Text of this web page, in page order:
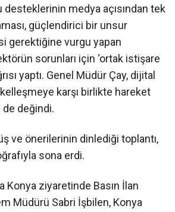
desteklerinin medya açısından tek
güçlendirici bir unsur
gerektiğine vurgu yapan
sorunları için ‘ortak istişare
yaptı. Genel Müdür Çay, dijital
karşı birlikte hareket
değindi.
ve önerilerinin dinlediği toplantı,
sona erdi.
Konya ziyaretinde Basın İlan
Müdürü Sabri İşbilen, Konya